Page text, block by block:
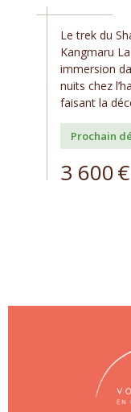
Le trek du
Kangmaru
immersion
nuits chez
faisant la
Prochain
3 600€